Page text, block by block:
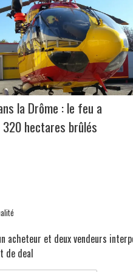
la Drôme : le feu a
hectares brûlés
acheteur et deux vendeurs
de deal